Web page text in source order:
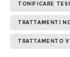
TONIFICARE
TRATTAMENTI
TRATTAMENTO